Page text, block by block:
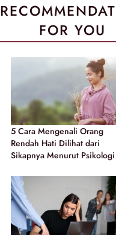
FOR YOU
5 Cara Mengenali Orang
Rendah Hati Dilihat dari
Sikapnya Menurut Psikologi